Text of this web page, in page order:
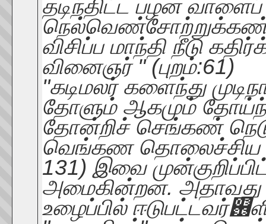
தடிந்திட்ட பழன வாளைப்
விசிப்ப மாந்தி நீடு
வினைஞர் " (புறம்:61)
"கடிமலர் களைந்து
தோளும் ஆகமும்
தோன்றிச் செங்கண்
வெங்கண தொலைச்சிய
131) இவை
அமைகின்றன. அதாவது
உழைப்பில்